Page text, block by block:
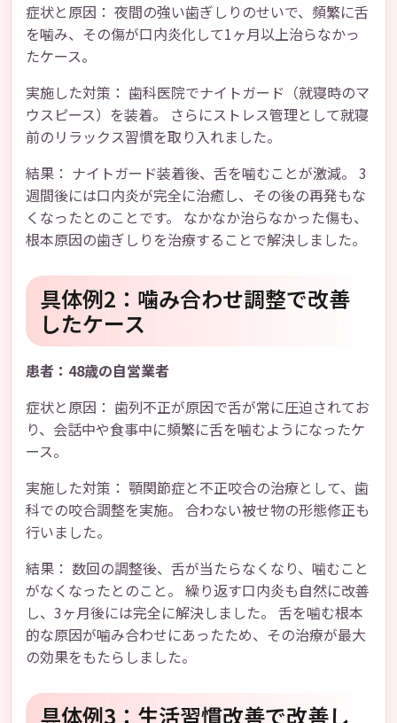
症状と原因： 夜間の強い歯ぎしりのせいで、頻繁に舌
を噛み、その傷が口内炎化して1ヶ月以上治らなかっ
たケース。
実施した対策： 歯科医院でナイトガード（就寝時のマ
ウスピース）を装着。 さらにストレス管理として就寝
前のリラックス習慣を取り入れました。
結果： ナイトガード装着後、舌を噛むことが激減。 3
週間後には口内炎が完全に治癒し、その後の再発もな
くなったとのことです。 なかなか治らなかった傷も、
根本原因の歯ぎしりを治療することで解決しました。
具体例2：噛み合わせ調整で改善
したケース
患者：48歳の自営業者
症状と原因： 歯列不正が原因で舌が常に圧迫されてお
り、会話中や食事中に頻繁に舌を噛むようになったケ
ース。
実施した対策： 顎関節症と不正咬合の治療として、歯
科での咬合調整を実施。 合わない被せ物の形態修正も
行いました。
結果： 数回の調整後、舌が当たらなくなり、噛むこと
がなくなったとのこと。 繰り返す口内炎も自然に改善
し、3ヶ月後には完全に解決しました。 舌を噛む根本
的な原因が噛み合わせにあったため、その治療が最大
の効果をもたらしました。
具体例3：生活習慣改善で改善し